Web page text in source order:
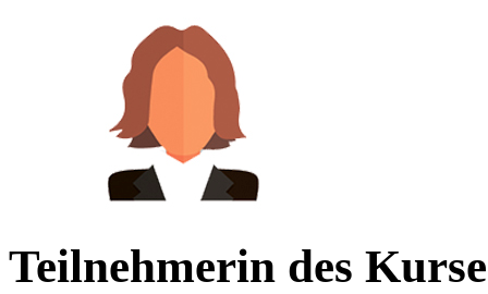
Teilnehmerin des